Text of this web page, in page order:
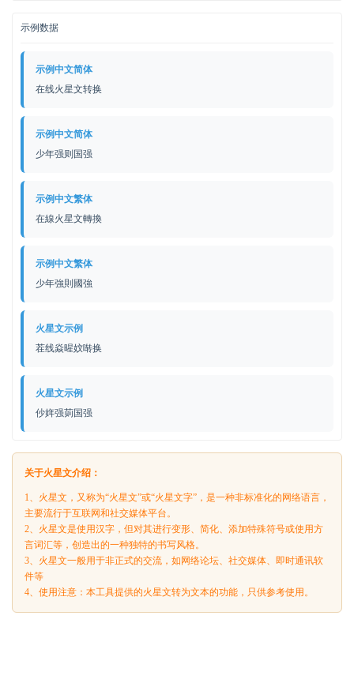
示例数据
示例中文简体
在线火星文转换
示例中文简体
少年强则国强
示例中文繁体
在線火星文轉換
示例中文繁体
少年強則國強
火星文示例
茬线焱暒妏啭换
火星文示例
仯姩强荝国强
关于火星文介绍：
1、火星文，又称为“火星文”或“火星文字”，是一种非标准化的网络语言，
主要流行于互联网和社交媒体平台。
2、火星文是使用汉字，但对其进行变形、简化、添加特殊符号或使用方
言词汇等，创造出的一种独特的书写风格。
3、火星文一般用于非正式的交流，如网络论坛、社交媒体、即时通讯软
件等
4、使用注意：本工具提供的火星文转为文本的功能，只供参考使用。